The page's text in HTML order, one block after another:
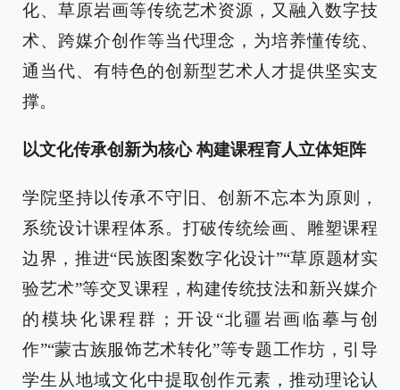
化、草原岩画等传统艺术资源，又融入数字技
术、跨媒介创作等当代理念，为培养懂传统、
通当代、有特色的创新型艺术人才提供坚实支
撑。
以文化传承创新为核心 构建课程育人立体矩阵
学院坚持以传承不守旧、创新不忘本为原则，
系统设计课程体系。打破传统绘画、雕塑课程
边界，推进“民族图案数字化设计”“草原题材实
验艺术”等交叉课程，构建传统技法和新兴媒介
的模块化课程群；开设“北疆岩画临摹与创
作”“蒙古族服饰艺术转化”等专题工作坊，引导
学生从地域文化中提取创作元素，推动理论认